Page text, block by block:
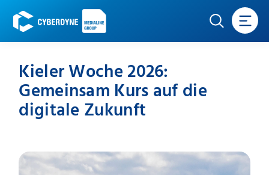
Kieler Woche 2026:
Gemeinsam Kurs auf die
digitale Zukunft